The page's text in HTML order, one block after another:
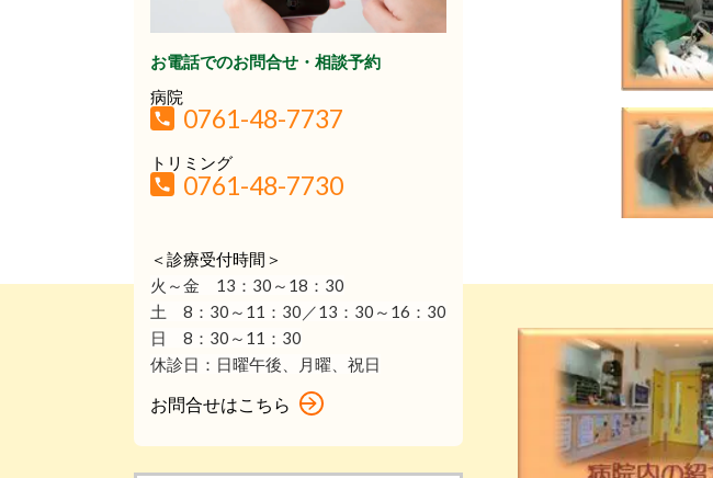
お電話でのお問合せ・相談予約
病院
0761-48-7737
トリミング
0761-48-7730
＜診療受付時間＞
火～金 13：30 ～18：30
土 8：30～11：30／13：30～16：30
日 8：30～11：30
休診日： 日曜午後、月曜、祝日
お問合せはこちら